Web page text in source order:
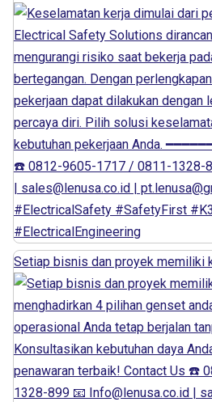
Setiap bisnis dan proyek memiliki